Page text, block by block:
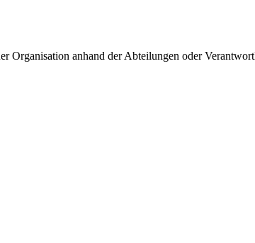
Organisation anhand der Abteilungen oder